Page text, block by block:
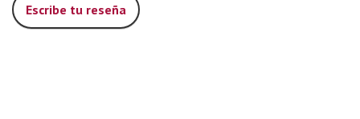
Escribe tu reseña